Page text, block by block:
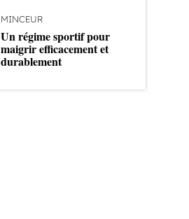
MINCEUR
Un régime sportif pour
maigrir efficacement et
durablement